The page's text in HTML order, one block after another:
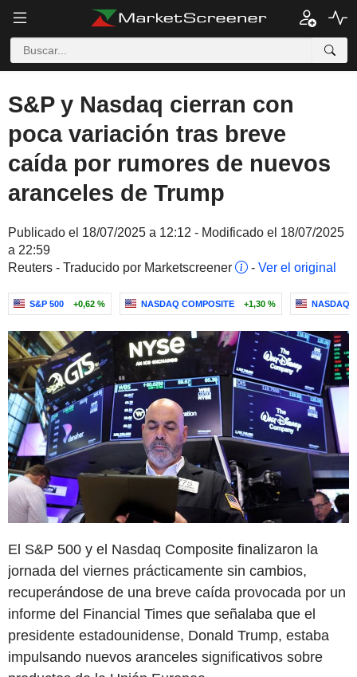
S&P y Nasdaq cierran con
poca variación tras breve
caída por rumores de nuevos
aranceles de Trump
Publicado el 18/07/2025 a 12:12 - Modificado el 18/07/2025
a 22:59
Reuters - Traducido por Marketscreener
- Ver el original
S&P 500 +0,62 % NASDAQ COMPOSITE +1,30 % NASDAQ
El S&P 500 y el Nasdaq Composite finalizaron la
jornada del viernes prácticamente sin cambios,
recuperándose de una breve caída provocada por un
informe del Financial Times que señalaba que el
presidente estadounidense, Donald Trump, estaba
impulsando nuevos aranceles significativos sobre